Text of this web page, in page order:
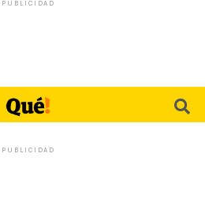
PUBLICIDAD
PUBLICIDAD